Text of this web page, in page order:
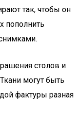
так, чтобы он
пополнить
столов и
могут быть
фактуры разная